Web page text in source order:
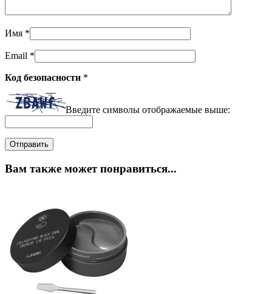
Имя *
Email *
Код безопасности *
Введите символы отображаемые выше:
Вам также может понравиться...